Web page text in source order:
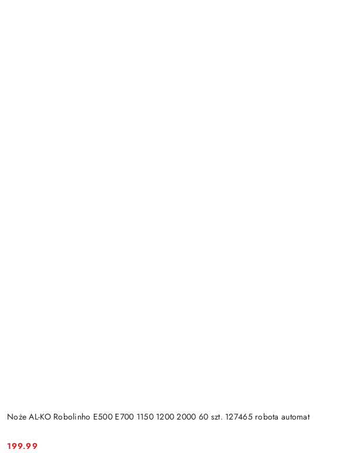
Noże AL-KO Robolinho E500 E700 1150 1200 2000 60 szt. 127465 robota automat
199.99